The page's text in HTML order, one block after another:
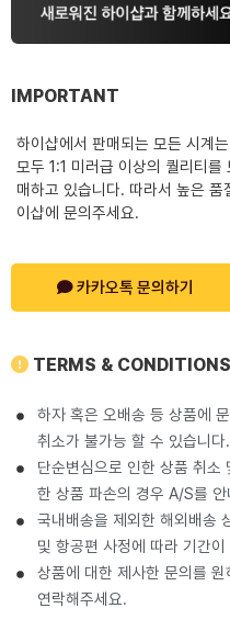
IMPORTANT
하이샵에서 판매되는 모든 시계
모두 1:1 미러급 이상의 퀄리티
매하고 있습니다. 따라서 높은
이샵에 문의주세요.
카카오톡 문의하기
TERMS & CONDITIONS
하자 혹은 오배송 등 상품에
취소가 불가능 할 수 있습니다.
단순변심으로 인한 상품 취소
한 상품 파손의 경우 A/S를
국내배송을 제외한 해외배송
및 항공편 사정에 따라 기간
상품에 대한 제사한 문의를
연락해주세요.